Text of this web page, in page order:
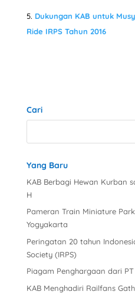
Dukungan KAB untuk
Ride IRPS Tahun 2016
Cari
Yang Baru
KAB Berbagi Hewan Kurban
H
Pameran Train Miniature
Yogyakarta
Peringatan 20 tahun
Society (IRPS)
Piagam Penghargaan dari
KAB Menghadiri Railfans